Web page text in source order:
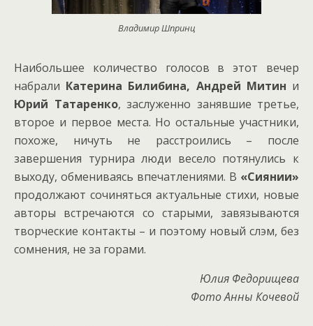
Владимир Шпринц
Наибольшее количество голосов в этот вечер
набрали Катерина Билибина, Андрей Митин и
Юрий Татаренко, заслуженно занявшие третье,
второе и первое места. Но остальные участники,
похоже, ничуть не расстроились – после
завершения турнира люди весело потянулись к
выходу, обмениваясь впечатлениями. В «Сиянии»
продолжают сочиняться актуальные стихи, новые
авторы встречаются со старыми, завязываются
творческие контакты – и поэтому новый слэм, без
сомнения, не за горами.
Юлия Федорищева
Фото Анны Кочевой